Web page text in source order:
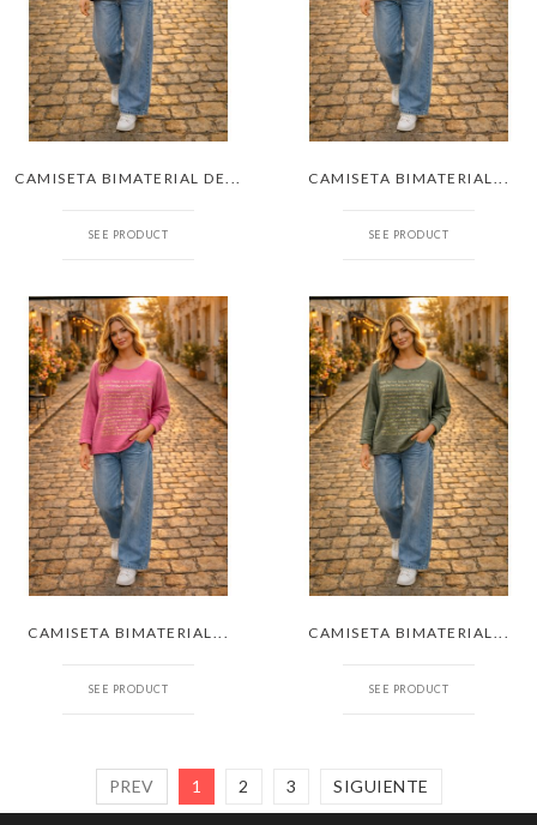
CAMISETA BIMATERIAL DE...
SEE PRODUCT
CAMISETA BIMATERIAL...
SEE PRODUCT
CAMISETA BIMATERIAL...
SEE PRODUCT
CAMISETA BIMATERIAL...
SEE PRODUCT
PREV 1 2 3 SIGUIENTE